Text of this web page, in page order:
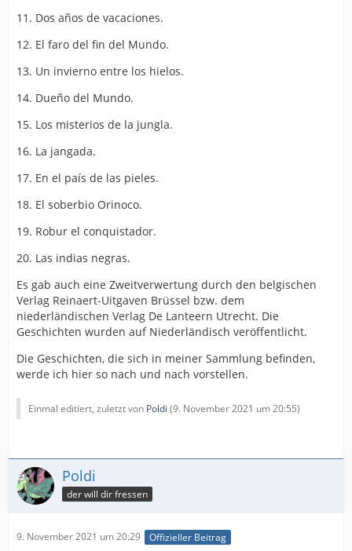
11. Dos años de vacaciones.
12. El faro del fin del Mundo.
13. Un invierno entre los hielos.
14. Dueño del Mundo.
15. Los misterios de la jungla.
16. La jangada.
17. En el país de las pieles.
18. El soberbio Orinoco.
19. Robur el conquistador.
20. Las indias negras.
Es gab auch eine Zweitverwertung durch den belgischen
Verlag Reinaert-Uitgaven Brüssel bzw. dem
niederländischen Verlag De Lanteern Utrecht. Die
Geschichten wurden auf Niederländisch veröffentlicht.
Die Geschichten, die sich in meiner Sammlung befinden,
werde ich hier so nach und nach vorstellen.
Einmal editiert, zuletzt von Poldi (9. November 2021 um 20:55)
Poldi
der will dir fressen
9. November 2021 um 20:29 Offizieller Beitrag